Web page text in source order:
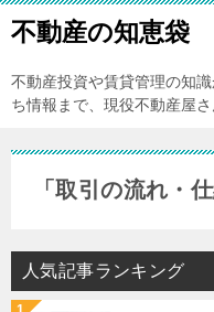
不動産の知恵袋
不動産投資や賃貸管理の知
ち情報まで、現役不動産屋
「取引の流れ・
人気記事ランキング